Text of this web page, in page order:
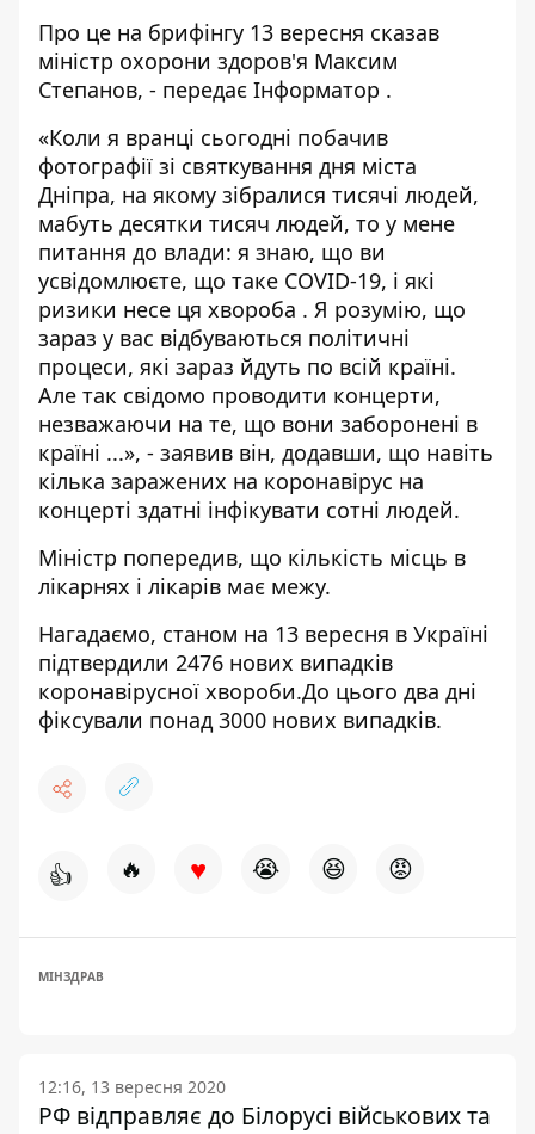
Про це на брифінгу 13 вересня сказав
міністр охорони здоров'я Максим
Степанов, - передає Інформатор .
«Коли я вранці сьогодні побачив
фотографії зі святкування дня міста
Дніпра, на якому зібралися тисячі людей,
мабуть десятки тисяч людей, то у мене
питання до влади: я знаю, що ви
усвідомлюєте, що таке COVID-19, і які
ризики несе ця хвороба . Я розумію, що
зараз у вас відбуваються політичні
процеси, які зараз йдуть по всій країні.
Але так свідомо проводити концерти,
незважаючи на те, що вони заборонені в
країні ...», - заявив він, додавши, що навіть
кілька заражених на коронавірус на
концерті здатні інфікувати сотні людей.
Міністр попередив, що кількість місць в
лікарнях і лікарів має межу.
Нагадаємо, станом на 13 вересня в Україні
підтвердили 2476 нових випадків
коронавірусної хвороби.До цього два дні
фіксували понад 3000 нових випадків.
👍 🔥 ♥ 😭 😆 😡
МІНЗДРАВ
12:16, 13 вересня 2020
РФ відправляє до Білорусі військових та